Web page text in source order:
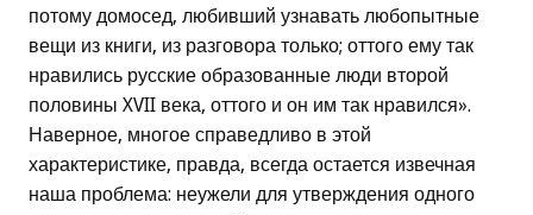
потому домосед, любивший узнавать любопытные
вещи из книги, из разговора только; оттого ему так
нравились русские образованные люди второй
половины XVII века, оттого и он им так нравился».
Наверное, многое справедливо в этой
характеристике, правда, всегда остается извечная
наша проблема: неужели для утверждения одного